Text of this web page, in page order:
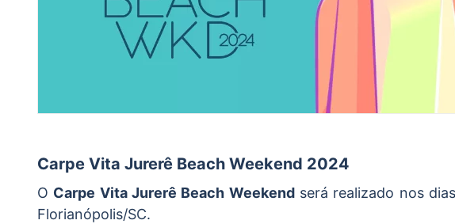
Carpe Vita Jurerê Beach Weekend 2024
O Carpe Vita Jurerê Beach Weekendserá realizado nos
Florianópolis/SC.